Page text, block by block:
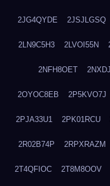
2JG4QYDE 2JSJLGSQ
2LN9C5H3 2LVOI55N
2NFH8OET
2OYOC8EB 2P5KVO7J
2PJA33U1 2PK01RCU
2R02B74P 2RPXRAZM
2T4QFIOC 2T8M8OOV